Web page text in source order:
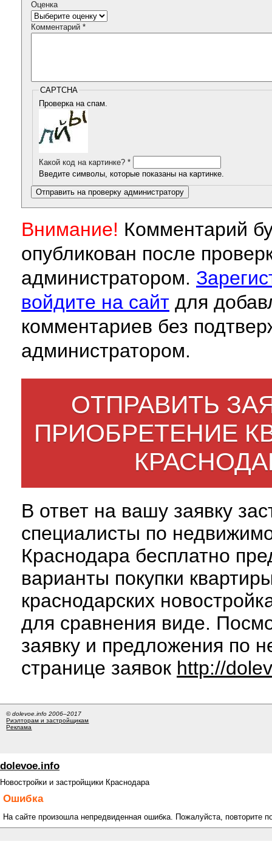
Оценка
Комментарий *
CAPTCHA
Проверка на спам.
Какой код на картинке? *
Введите символы, которые показаны на картинке.
Внимание! Комментарий
опубликован после
администратором.
войдите на сайт для
комментариев без
администратором.
ОТПРАВИТЬ
ПРИОБРЕТЕНИЕ
В ответ на вашу заявку
специалисты по
Краснодара бесплатно
варианты покупки
краснодарских
для сравнения виде.
заявку и предложения по
странице заявок http://
© dolevoe.info 2006–2017
Риэлторам и застройщикам
Реклама
dolevoe.info
Новостройки и застройщики Краснодара
Ошибка
На сайте произошла непредвиденная ошибка. Пожалуйста, повторите